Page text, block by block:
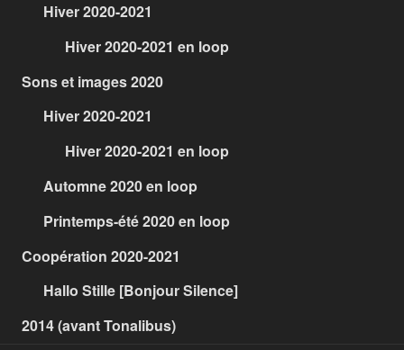
Hiver 2020-2021
Hiver 2020-2021 en loop
Sons et images 2020
Hiver 2020-2021
Hiver 2020-2021 en loop
Automne 2020 en loop
Printemps-été 2020 en loop
Coopération 2020-2021
Hallo Stille [Bonjour Silence]
2014 (avant Tonalibus)